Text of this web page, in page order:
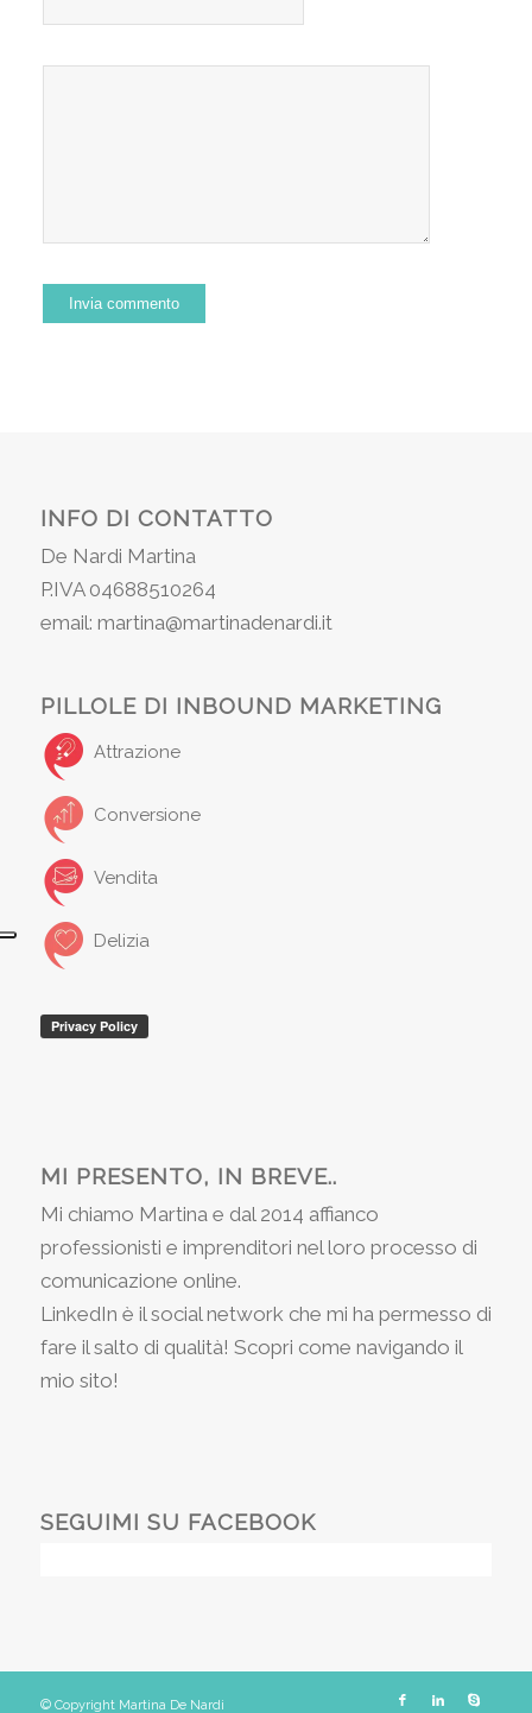
INFO DI CONTATTO
De Nardi Martina
P.IVA 04688510264
email: martina@martinadenardi.it
PILLOLE DI INBOUND MARKETING
Attrazione
Conversione
Vendita
Delizia
MI PRESENTO, IN BREVE..
Mi chiamo Martina e dal 2014 affianco
professionisti e imprenditori nel loro processo di
comunicazione online.
LinkedIn è il social network che mi ha permesso di
fare il salto di qualità! Scopri come navigando il
mio sito!
SEGUIMI SU FACEBOOK
© Copyright Martina De Nardi